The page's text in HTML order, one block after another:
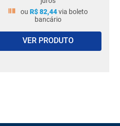
ou R$82,44via boleto
bancário
VER PRODUTO